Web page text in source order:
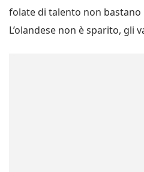
folate di talento non bastano
L’olandese non è sparito, gli